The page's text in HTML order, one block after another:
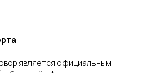
является официальным